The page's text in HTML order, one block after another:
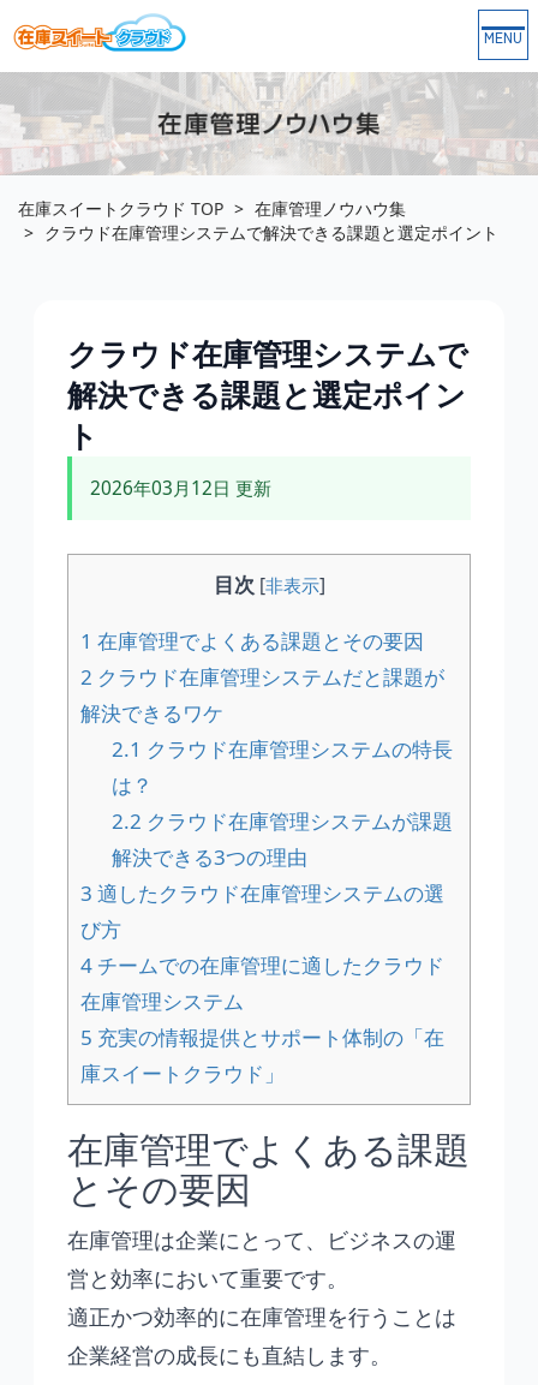
在庫スイートクラウド TOP
在庫管理ノウハウ集
クラウド在庫管理システムで解決できる課題と選定ポイント
クラウド在庫管理システムで
解決できる課題と選定ポイン
ト
2026年03月12日 更新
目次 [非表示]
1 在庫管理でよくある課題とその要因
2 クラウド在庫管理システムだと課題が
解決できるワケ
2.1 クラウド在庫管理システムの特長
は？
2.2 クラウド在庫管理システムが課題
解決できる3つの理由
3 適したクラウド在庫管理システムの選
び方
4 チームでの在庫管理に適したクラウド
在庫管理システム
5 充実の情報提供とサポート体制の「在
庫スイートクラウド」
在庫管理でよくある課題
とその要因
在庫管理は企業にとって、ビジネスの運
営と効率において重要です。
適正かつ効率的に在庫管理を行うことは
企業経営の成長にも直結します。